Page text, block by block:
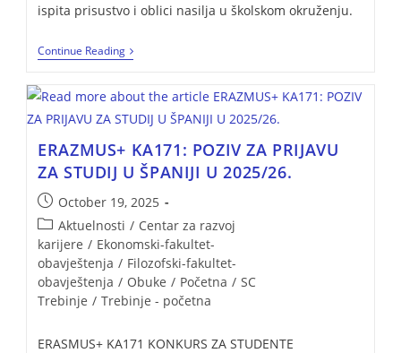
ispita prisustvo i oblici nasilja u školskom okruženju.
Continue Reading
ERAZMUS+ KA171: POZIV ZA PRIJAVU
ZA STUDIJ U ŠPANIJI U 2025/26.
October 19, 2025
Aktuelnosti / Centar za razvoj
karijere / Ekonomski-fakultet-
obavještenja / Filozofski-fakultet-
obavještenja / Obuke / Početna / SC
Trebinje / Trebinje - početna
ERASMUS+ KA171 KONKURS ZA STUDENTE